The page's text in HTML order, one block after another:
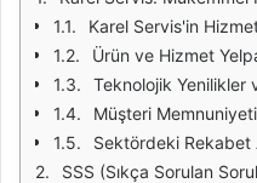
Karel Servis'in Hizmet
Ürün ve Hizmet
Teknolojik Yenilikler
Müşteri
Sektördeki Rekabet
SSS (Sıkça Sorulan